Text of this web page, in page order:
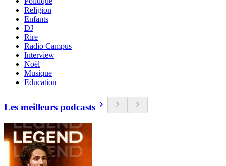
Religion
Enfants
DJ
Rire
Radio Campus
Interview
Noël
Musique
Education
Les meilleurs podcasts